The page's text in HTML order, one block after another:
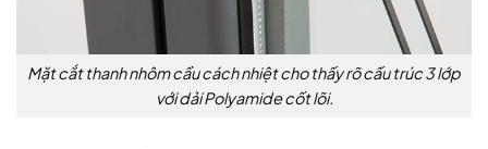
Mặt cắt thanh nhôm cầu cách nhiệt cho thấy rõ cấu trúc 3 lớp
với dải Polyamide cốt lõi.